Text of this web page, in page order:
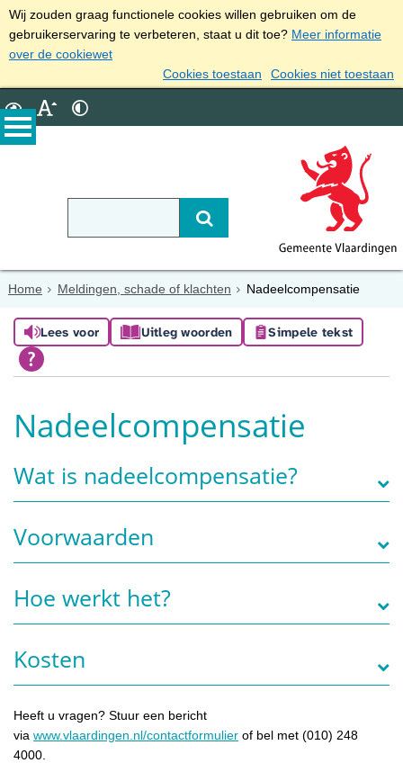
Wij zouden graag functionele cookies willen gebruiken om de
gebruikerservaring te verbeteren, staat u dit toe? Meer informatie
over de cookiewet
Cookies toestaan
Cookies niet toestaan
Home Meldingen, schade of klachten Nadeelcompensatie
Lees voor Uitleg woorden Simpele tekst
Nadeelcompensatie
Wat is nadeelcompensatie?
Voorwaarden
Hoe werkt het?
Kosten
Heeft u vragen? Stuur een bericht
via www.vlaardingen.nl/contactformulier of bel met (010) 248
4000.